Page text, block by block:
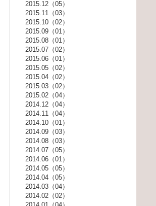
2015.12（05）
2015.11（03）
2015.10（02）
2015.09（01）
2015.08（01）
2015.07（02）
2015.06（01）
2015.05（02）
2015.04（02）
2015.03（02）
2015.02（04）
2014.12（04）
2014.11（04）
2014.10（01）
2014.09（03）
2014.08（03）
2014.07（05）
2014.06（01）
2014.05（05）
2014.04（05）
2014.03（04）
2014.02（02）